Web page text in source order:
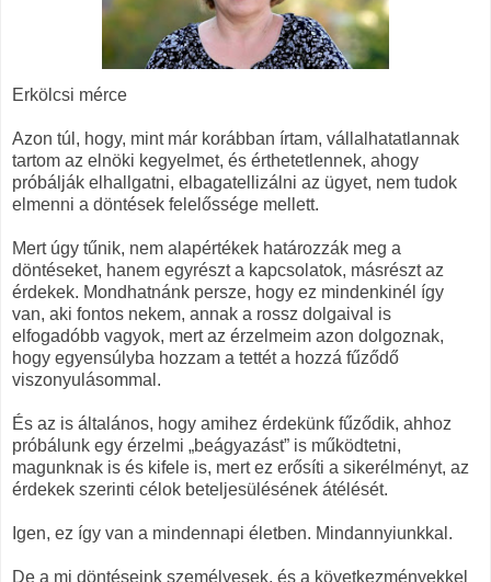
Erkölcsi mérce
Azon túl, hogy, mint már korábban írtam, vállalhatatlannak
tartom az elnöki kegyelmet, és érthetetlennek, ahogy
próbálják elhallgatni, elbagatellizálni az ügyet, nem tudok
elmenni a döntések felelőssége mellett.
Mert úgy tűnik, nem alapértékek határozzák meg a
döntéseket, hanem egyrészt a kapcsolatok, másrészt az
érdekek. Mondhatnánk persze, hogy ez mindenkinél így
van, aki fontos nekem, annak a rossz dolgaival is
elfogadóbb vagyok, mert az érzelmeim azon dolgoznak,
hogy egyensúlyba hozzam a tettét a hozzá fűződő
viszonyulásommal.
És az is általános, hogy amihez érdekünk fűződik, ahhoz
próbálunk egy érzelmi „beágyazást” is működtetni,
magunknak is és kifele is, mert ez erősíti a sikerélményt, az
érdekek szerinti célok beteljesülésének átélését.
Igen, ez így van a mindennapi életben. Mindannyiunkkal.
De a mi döntéseink személyesek, és a következményekkel